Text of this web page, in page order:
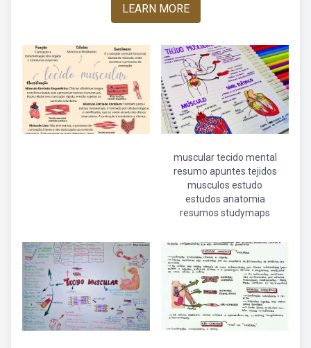
LEARN MORE
muscular tecido mental
resumo apuntes tejidos
musculos estudo
estudos anatomia
resumos studymaps